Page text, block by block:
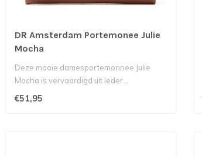
DR Amsterdam Portemonee Julie
Mocha
Deze mooie damesportemonnee Julie
Mocha is vervaardigd uit leder...
€51,95